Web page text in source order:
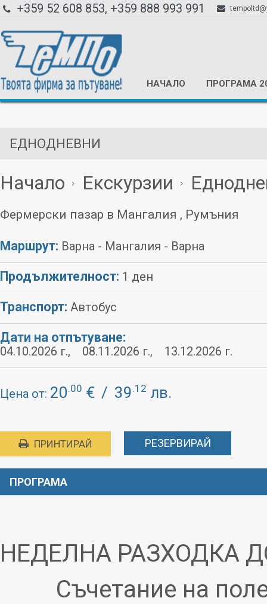
+359 52 608 853, +359 888 993 991
НАЧАЛО ПРОГРАМА
ЕДНОДНЕВНИ
Начало Екскурзии
Фермерски пазар в Мангалия , Румъния
Маршрут: Варна - Мангалия - Варна
Продължителност: 1 ден
Транспорт: Автобус
Дати на отпътуване:
04.10.2026 г., 08.11.2026 г., 13.12.2026 г.
Цена от: 20.00 € / 39.12 лв.
ПРИНТИРАЙ РЕЗЕРВИРАЙ
ПРОГРАМА
НЕДЕЛНА РАЗХОДКА
Съчетание на